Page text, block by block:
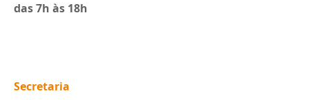
das 7h às 18h
Secretaria